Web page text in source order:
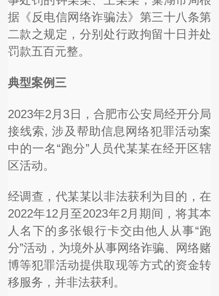
据《反电信网络诈骗法》第三十八条第
二款之规定，分别处行政拘留十日并处
罚款五百元整。
典型案例三
2023年2月3日，合肥市公安局经开分局
接线索, 涉及帮助信息网络犯罪活动案
中的一名“跑分”人员代某某在经开区辖
区活动。
经调查，代某某以非法获利为目的，在
2022年12月至2023年2月期间，将其本
人名下的多张银行卡交由他人从事“跑
分”活动，为境外从事网络诈骗、网络赌
博等犯罪活动提供取现等方式的资金转
移服务，并非法获利。